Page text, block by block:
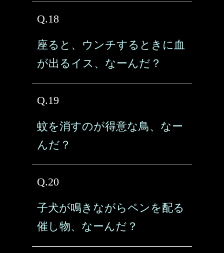
Q.18
座ると、ウンチするときに血
が出るイス、なーんだ？
Q.19
蚊を消すのが得意な鳥、なー
んだ？
Q.20
子犬が鳴きながらペンを配る
催し物、なーんだ？